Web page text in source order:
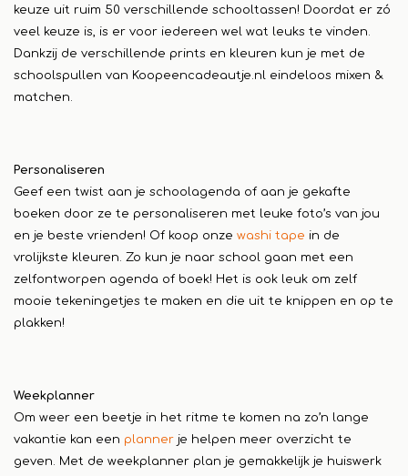
keuze uit ruim 50 verschillende schooltassen! Doordat er zó
veel keuze is, is er voor iedereen wel wat leuks te vinden.
Dankzij de verschillende prints en kleuren kun je met de
schoolspullen van Koopeencadeautje.nl eindeloos mixen &
matchen.
Personaliseren
Geef een twist aan je schoolagenda of aan je gekafte
boeken door ze te personaliseren met leuke foto’s van jou
en je beste vrienden! Of koop onze washi tape in de
vrolijkste kleuren. Zo kun je naar school gaan met een
zelfontworpen agenda of boek! Het is ook leuk om zelf
mooie tekeningetjes te maken en die uit te knippen en op te
plakken!
Weekplanner
Om weer een beetje in het ritme te komen na zo’n lange
vakantie kan een planner je helpen meer overzicht te
geven. Met de weekplanner plan je gemakkelijk je huiswerk